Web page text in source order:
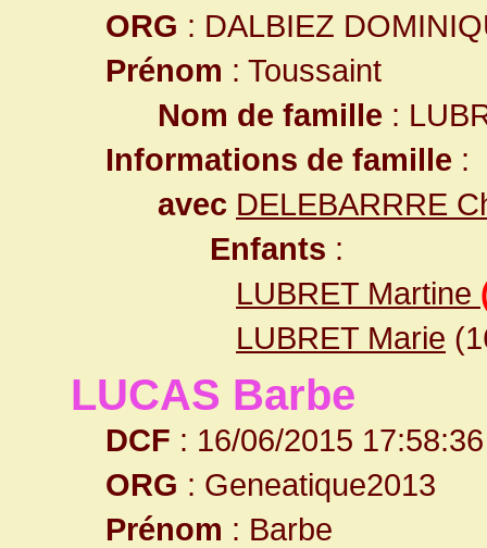
ORG : DALBIEZ
Prénom : Toussaint
Nom de famille :
Informations de famille :
avec DELEBARRRE
Enfants :
LUBRET Martine
LUBRET Marie
LUCAS Barbe
DCF : 16/06/2015 17:58:36
ORG : Geneatique2013
Prénom : Barbe